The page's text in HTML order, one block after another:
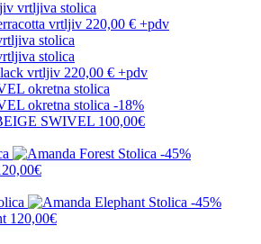
vrtljiv 220,00 € +pdv
vrtljiv 220,00 € +pdv
-18%
SWIVEL 100,00€
-45%
-45%
120,00€